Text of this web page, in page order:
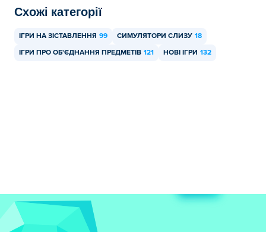
Схожі категорії
ІГРИ НА ЗІСТАВЛЕННЯ 99 СИМУЛЯТОРИ СЛИЗУ 18
ІГРИ ПРО ОБ'ЄДНАННЯ ПРЕДМЕТІВ 121 НОВІ ІГРИ 132